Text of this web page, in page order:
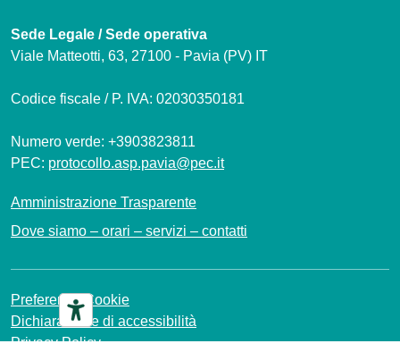
Sede Legale / Sede operativa
Viale Matteotti, 63, 27100 - Pavia (PV) IT
Codice fiscale / P. IVA: 02030350181
Numero verde: +3903823811
PEC: protocollo.asp.pavia@pec.it
Amministrazione Trasparente
Dove siamo – orari – servizi – contatti
Preferenze Cookie
Dichiarazione di accessibilità
Privacy Policy